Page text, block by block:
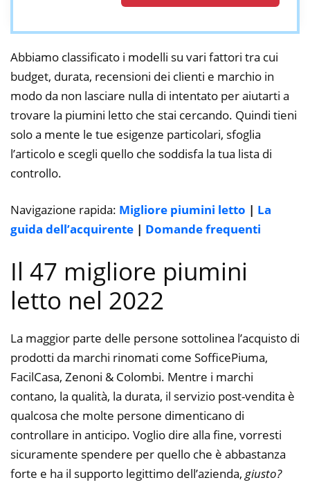
Abbiamo classificato i modelli su vari fattori tra cui
budget, durata, recensioni dei clienti e marchio in
modo da non lasciare nulla di intentato per aiutarti a
trovare la piumini letto che stai cercando. Quindi tieni
solo a mente le tue esigenze particolari, sfoglia
l’articolo e scegli quello che soddisfa la tua lista di
controllo.
Navigazione rapida: Migliore piumini letto | La
guida dell’acquirente | Domande frequenti
Il 47 migliore piumini
letto nel 2022
La maggior parte delle persone sottolinea l’acquisto di
prodotti da marchi rinomati come SofficePiuma,
FacilCasa, Zenoni & Colombi. Mentre i marchi
contano, la qualità, la durata, il servizio post-vendita è
qualcosa che molte persone dimenticano di
controllare in anticipo. Voglio dire alla fine, vorresti
sicuramente spendere per quello che è abbastanza
forte e ha il supporto legittimo dell’azienda, giusto?